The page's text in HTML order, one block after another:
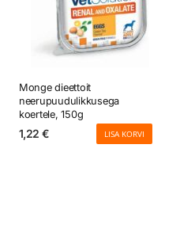
Monge dieettoit
neerupuudulikkusega
koertele, 150g
1,22€ LISA KORVI